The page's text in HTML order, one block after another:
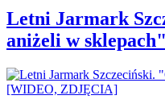
Letni Jarmark
aniżeli w